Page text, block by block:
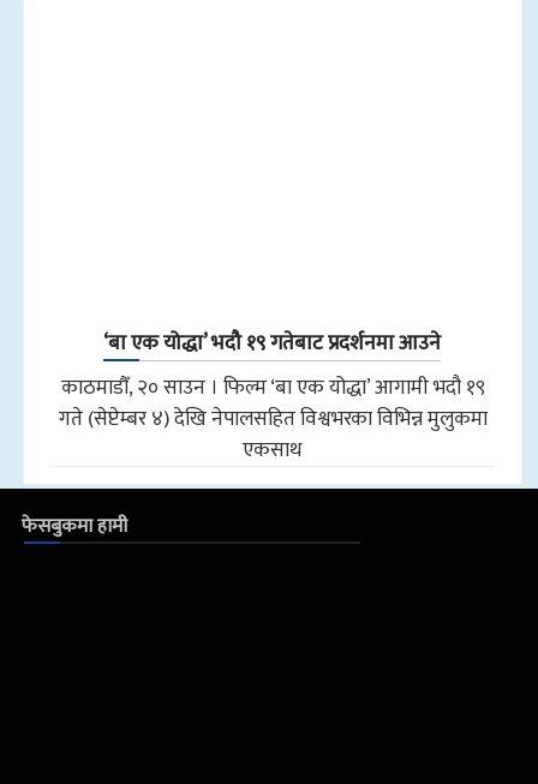
‘बा एक योद्धा’ भदौ १९ गतेबाट प्रदर्शनमा आउने
काठमाडौँ, २० साउन । फिल्म ‘बा एक योद्धा’ आगामी भदौ १९
गते (सेप्टेम्बर ४) देखि नेपालसहित विश्वभरका विभिन्न मुलुकमा
एकसाथ
फेसबुकमा हामी